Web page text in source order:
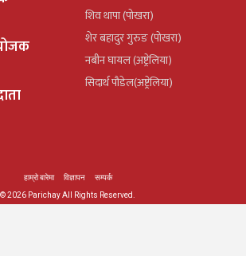
शिव थापा (पोखरा)
शेर बहादुर गुरुङ (पोखरा)
नबीन घायल (अष्ट्रेलिया)
सिदार्थ पौडेल(अष्ट्रेलिया)
हाम्रो बारेमा विज्ञापन
सम्पर्क
© 2026 Parichay All Rights Reserved.